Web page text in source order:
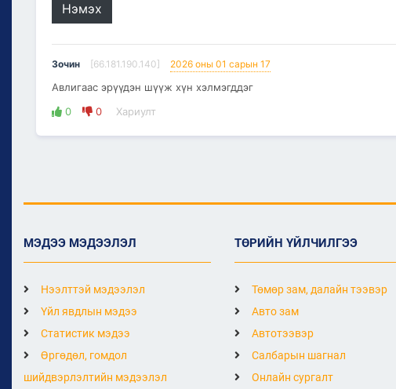
Нэмэх
Зочин [66.181.190.140] 2026 оны 01 сарын 17
Авлигаас эрүүдэн шүүж хүн хэлмэгддэг
0
0 Хариулт
МЭДЭЭ МЭДЭЭЛЭЛ
Нээлттэй мэдээлэл
Үйл явдлын мэдээ
Статистик мэдээ
Өргөдөл, гомдол
шийдвэрлэлтийн мэдээлэл
ТӨРИЙН ҮЙЛЧИЛГЭЭ
Төмөр зам, далайн тээвэр
Авто зам
Автотээвэр
Салбарын шагнал
Онлайн сургалт